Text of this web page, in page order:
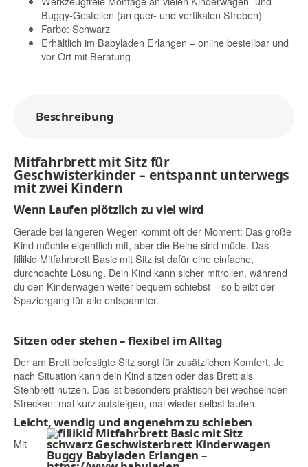
Buggy-Gestellen (an quer- und vertikalen Streben)
Farbe: Schwarz
Erhältlich im Babyladen Erlangen – online bestellbar und
vor Ort mit Beratung
Beschreibung
Mitfahrbrett mit Sitz für
Geschwisterkinder – entspannt unterwegs
mit zwei Kindern
Wenn Laufen plötzlich zu viel wird
Gerade bei längeren Wegen kommt oft der Moment: Das große
Kind möchte eigentlich mit, aber die Beine sind müde. Das
fillikid Mitfahrbrett Basic mit Sitz ist dafür eine einfache,
durchdachte Lösung. Dein Kind kann sicher mitrollen, während
du den Kinderwagen weiter bequem schiebst – so bleibt der
Spaziergang für alle entspannter.
Sitzen oder stehen – flexibel im Alltag
Der am Brett befestigte Sitz sorgt für zusätzlichen Komfort. Je
nach Situation kann dein Kind sitzen oder das Brett als
Stehbrett nutzen. Das ist besonders praktisch bei wechselnden
Strecken: mal kurz aufsteigen, mal wieder selbst laufen.
Leicht, wendig und angenehm zu schieben
Mit